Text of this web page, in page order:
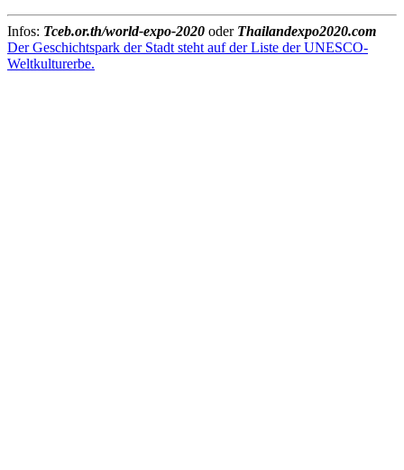
Infos: Tceb.or.th/world-expo-2020 oder Thailandexpo2020.com
Der Geschichtspark der Stadt steht auf der Liste der UNESCO-
Weltkulturerbe.